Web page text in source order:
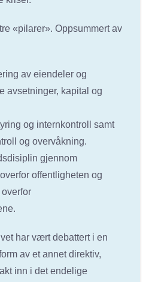
«pilarer». Oppsummert av
av eiendeler og
avsetninger, kapital og
og internkontroll samt
og overvåkning.
gjennom
offentligheten og
har vært debattert i en
av et annet direktiv,
inn i det endelige